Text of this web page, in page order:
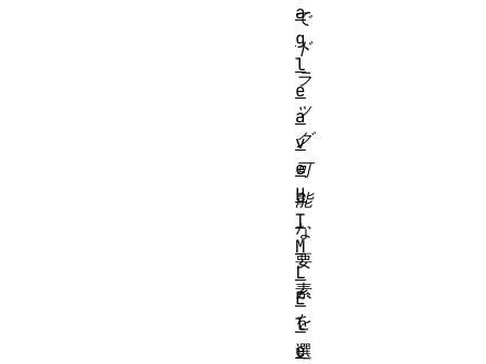
で
ド
ラ
ッ
グ
可
能
な
要
素
を
選
a
g
l
e
a
v
e
H
T
M
L
E
l
e